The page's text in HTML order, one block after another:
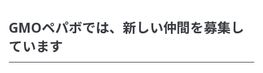
GMOペパボでは、新しい仲間を募集し
ています